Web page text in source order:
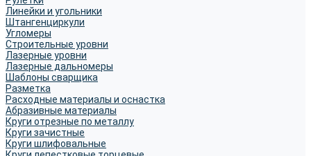
Линейки и угольники
Штангенциркули
Угломеры
Строительные уровни
Лазерные уровни
Лазерные дальномеры
Шаблоны сварщика
Разметка
Расходные материалы и оснастка
Абразивные материалы
Круги отрезные по металлу
Круги зачистные
Круги шлифовальные